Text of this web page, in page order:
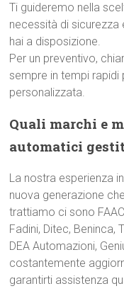
Ti guideremo nella
necessità di sicurezza
hai a disposizione.
Per un preventivo,
sempre in tempi rapidi
personalizzata.
Quali marchi e
automatici
La nostra esperienza
nuova generazione
trattiamo ci sono
Fadini, Ditec, Beninca,
DEA Automazioni,
costantemente
garantirti assistenza